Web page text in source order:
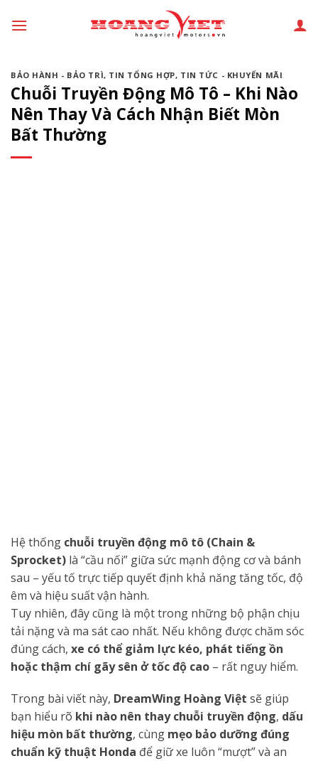
đến
dung
BẢO HÀNH - BẢO TRÌ, TIN TỔNG HỢP, TIN TỨC - KHUYẾN MÃI
Chuỗi Truyền Động Mô Tô – Khi Nào
Nên Thay Và Cách Nhận Biết Mòn
Bất Thường
Hệ thống chuỗi truyền động mô tô (Chain &
Sprocket) là “cầu nối” giữa sức mạnh động cơ và bánh
sau – yếu tố trực tiếp quyết định khả năng tăng tốc, độ
êm và hiệu suất vận hành.
Tuy nhiên, đây cũng là một trong những bộ phận chịu
tải nặng và ma sát cao nhất. Nếu không được chăm sóc
đúng cách, xe có thể giảm lực kéo, phát tiếng ồn
hoặc thậm chí gãy sên ở tốc độ cao – rất nguy hiểm.
Trong bài viết này, DreamWing Hoàng Việt sẽ giúp
bạn hiểu rõ khi nào nên thay chuỗi truyền động, dấu
hiệu mòn bất thường, cùng mẹo bảo dưỡng đúng
chuẩn kỹ thuật Honda để giữ xe luôn “mượt” và an